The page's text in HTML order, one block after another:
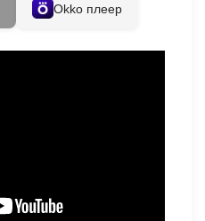
Okko плеер